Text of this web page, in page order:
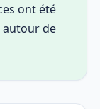
ont été
autour de